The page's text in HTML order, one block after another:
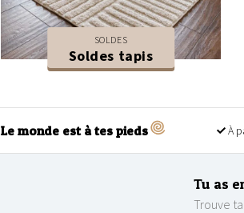
SOLDES
Soldes tapis
Le monde est à tes pieds À
Tu as
Trouve